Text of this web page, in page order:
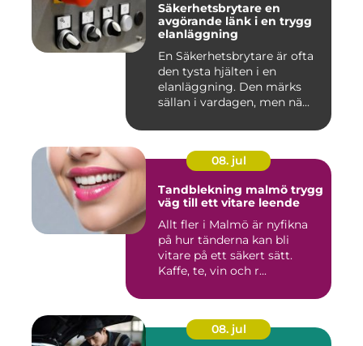
Säkerhetsbrytare en
avgörande länk i en trygg
elanläggning
En Säkerhetsbrytare är ofta
den tysta hjälten i en
elanläggning. Den märks
sällan i vardagen, men nä...
08. jul
Tandblekning malmö trygg
väg till ett vitare leende
Allt fler i Malmö är nyfikna
på hur tänderna kan bli
vitare på ett säkert sätt.
Kaffe, te, vin och r...
08. jul